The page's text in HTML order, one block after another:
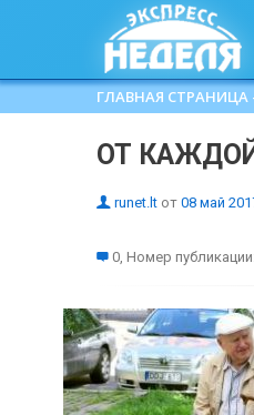
ГЛАВНАЯ СТРАНИЦА
ОТ
runet.lt от 08 май
0, Номер публикации: